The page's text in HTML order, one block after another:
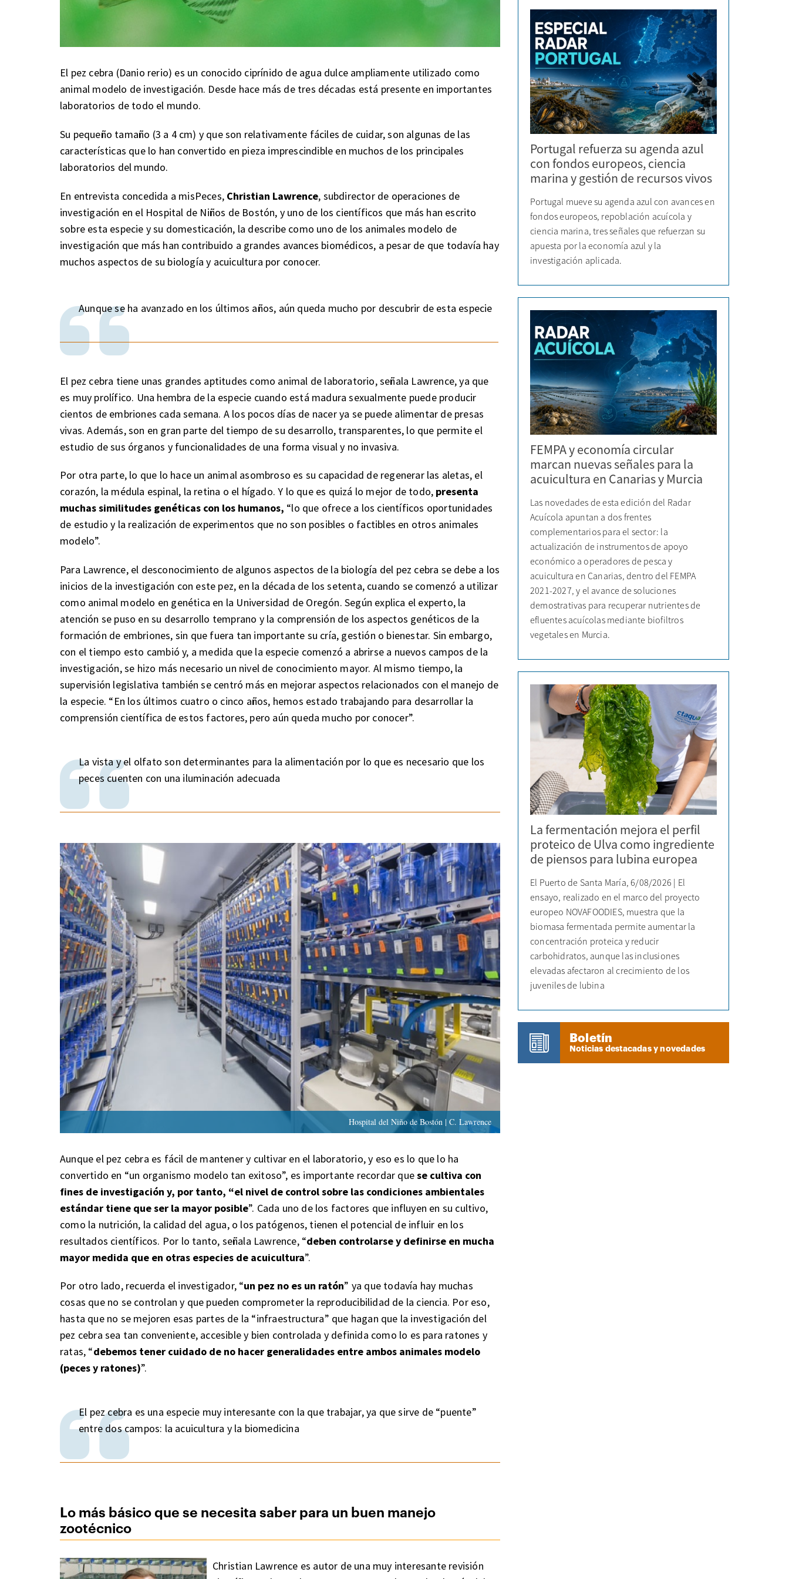
El pez cebra (Danio rerio) es un conocido ciprínido de agua dulce ampliamente utilizado como
animal modelo de investigación. Desde hace más de tres décadas está presente en importantes
laboratorios de todo el mundo.
Su pequeño tamaño (3 a 4 cm) y que son relativamente fáciles de cuidar, son algunas de las
características que lo han convertido en pieza imprescindible en muchos de los principales
laboratorios del mundo.
En entrevista concedida a misPeces, Christian Lawrence, subdirector de operaciones de
investigación en el Hospital de Niños de Bostón, y uno de los científicos que más han escrito
sobre esta especie y su domesticación, la describe como uno de los animales modelo de
investigación que más han contribuido a grandes avances biomédicos, a pesar de que todavía hay
muchos aspectos de su biología y acuicultura por conocer.
Aunque se ha avanzado en los últimos años, aún queda mucho por descubrir de esta especie
El pez cebra tiene unas grandes aptitudes como animal de laboratorio, señala Lawrence, ya que
es muy prolífico. Una hembra de la especie cuando está madura sexualmente puede producir
cientos de embriones cada semana. A los pocos días de nacer ya se puede alimentar de presas
vivas. Además, son en gran parte del tiempo de su desarrollo, transparentes, lo que permite el
estudio de sus órganos y funcionalidades de una forma visual y no invasiva.
Por otra parte, lo que lo hace un animal asombroso es su capacidad de regenerar las aletas, el
corazón, la médula espinal, la retina o el hígado. Y lo que es quizá lo mejor de todo, presenta
muchas similitudes genéticas con los humanos, “lo que ofrece a los científicos oportunidades
de estudio y la realización de experimentos que no son posibles o factibles en otros animales
modelo”.
Para Lawrence, el desconocimiento de algunos aspectos de la biología del pez cebra se debe a los
inicios de la investigación con este pez, en la década de los setenta, cuando se comenzó a utilizar
como animal modelo en genética en la Universidad de Oregón. Según explica el experto, la
atención se puso en su desarrollo temprano y la comprensión de los aspectos genéticos de la
formación de embriones, sin que fuera tan importante su cría, gestión o bienestar. Sin embargo,
con el tiempo esto cambió y, a medida que la especie comenzó a abrirse a nuevos campos de la
investigación, se hizo más necesario un nivel de conocimiento mayor. Al mismo tiempo, la
supervisión legislativa también se centró más en mejorar aspectos relacionados con el manejo de
la especie. “En los últimos cuatro o cinco años, hemos estado trabajando para desarrollar la
comprensión científica de estos factores, pero aún queda mucho por conocer”.
La vista y el olfato son determinantes para la alimentación por lo que es necesario que los
peces cuenten con una iluminación adecuada
Hospital del Niño de Bostón | C. Lawrence
Aunque el pez cebra es fácil de mantener y cultivar en el laboratorio, y eso es lo que lo ha
convertido en “un organismo modelo tan exitoso”, es importante recordar quese cultiva con
fines de investigación y, por tanto, “el nivel de control sobre las condiciones ambientales
estándar tiene que ser la mayor posible”. Cada uno de los factores que influyen en su cultivo,
como la nutrición, la calidad del agua, o los patógenos, tienen el potencial de influir en los
resultados científicos. Por lo tanto, señala Lawrence, “deben controlarse y definirse en mucha
mayor medida que en otras especies de acuicultura”.
Por otro lado, recuerda el investigador, “un pez no es un ratón” ya que todavía hay muchas
cosas que no se controlan y que pueden comprometer la reproducibilidad de la ciencia. Por eso,
hasta que no se mejoren esas partes de la “infraestructura” que hagan que la investigación del
pez cebra sea tan conveniente, accesible y bien controlada y definida como lo es para ratones y
ratas, “debemos tener cuidado de no hacer generalidades entre ambos animales modelo
(peces y ratones)”.
El pez cebra es una especie muy interesante con la que trabajar, ya que sirve de “puente”
entre dos campos: la acuicultura y la biomedicina
Lo más básico que se necesita saber para un buen manejo
zootécnico
Christian Lawrence es autor de una muy interesante revisión
Portugal refuerza su agenda azul
con fondos europeos, ciencia
marina y gestión de recursos vivos
Portugal mueve su agenda azul con avances en
fondos europeos, repoblación acuícola y
ciencia marina, tres señales que refuerzan su
apuesta por la economía azul y la
investigación aplicada.
FEMPA y economía circular
marcan nuevas señales para la
acuicultura en Canarias y Murcia
Las novedades de esta edición del Radar
Acuícola apuntan a dos frentes
complementarios para el sector: la
actualización de instrumentos de apoyo
económico a operadores de pesca y
acuicultura en Canarias, dentro del FEMPA
2021-2027, y el avance de soluciones
demostrativas para recuperar nutrientes de
efluentes acuícolas mediante biofiltros
vegetales en Murcia.
La fermentación mejora el perfil
proteico de Ulva como ingrediente
de piensos para lubina europea
El Puerto de Santa María, 6/08/2026 | El
ensayo, realizado en el marco del proyecto
europeo NOVAFOODIES, muestra que la
biomasa fermentada permite aumentar la
concentración proteica y reducir
carbohidratos, aunque las inclusiones
elevadas afectaron al crecimiento de los
juveniles de lubina
Boletín
Noticias destacadas y novedades